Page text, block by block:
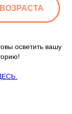
осветить вашу